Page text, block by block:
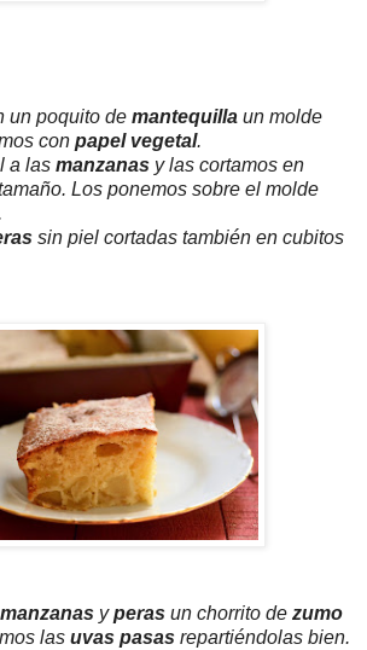
un poquito de mantequilla un molde
con papel vegetal.
a las manzanas y las cortamos en
Los ponemos sobre el molde
sin piel cortadas también en cubitos
manzanas yperas un chorrito de zumo
las uvas pasas repartiéndolas bien.